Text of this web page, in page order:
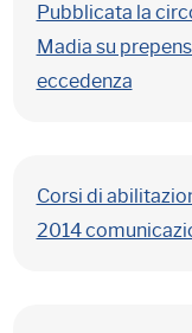
Pubblicata la
Madia su
eccedenza
Corsi di
2014